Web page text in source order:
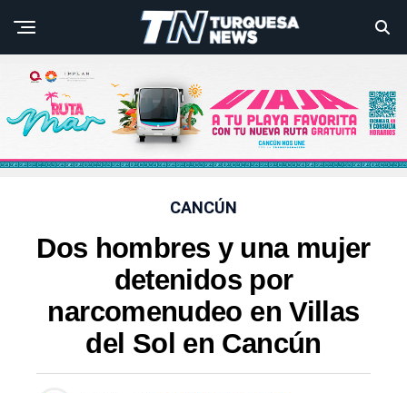
CANCÚN
Dos hombres y una mujer
detenidos por
narcomenudeo en Villas
del Sol en Cancún